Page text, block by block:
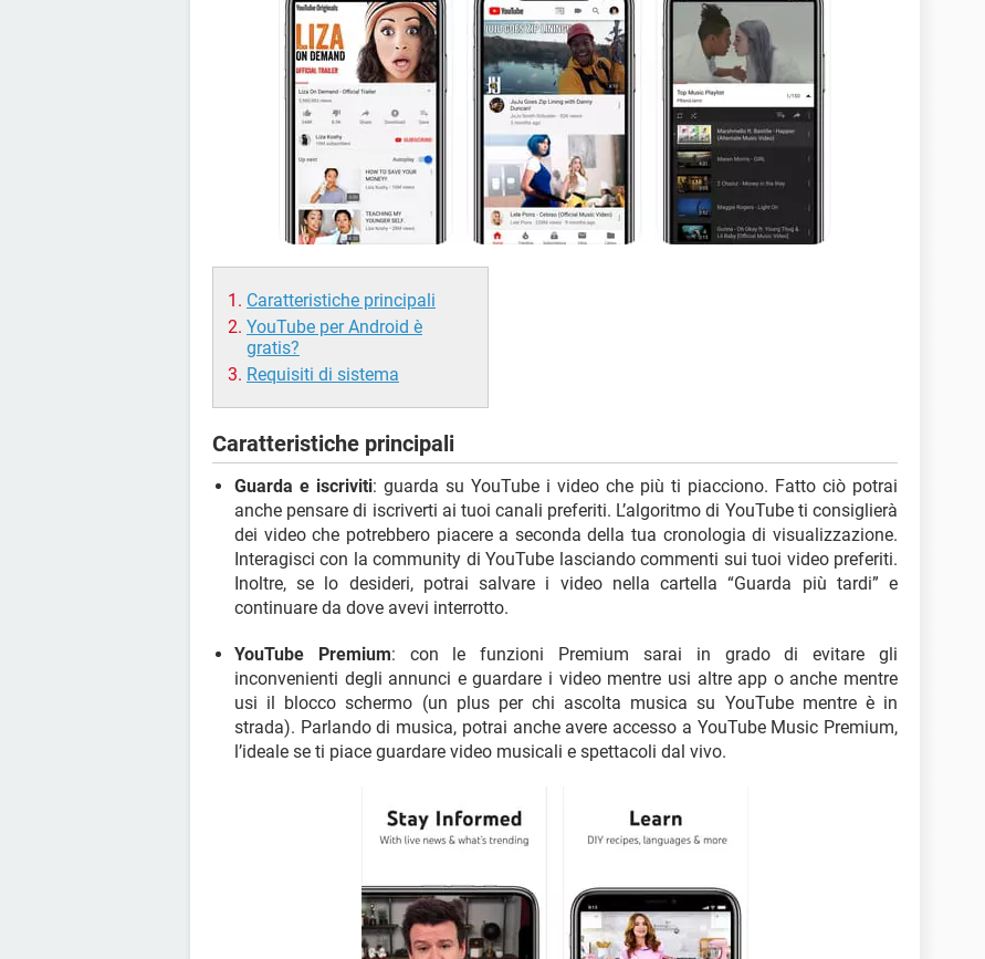
Caratteristiche principali
YouTube per Android è
gratis?
Requisiti di sistema
Caratteristiche principali
Guarda e iscriviti: guarda su YouTube i video che più ti piacciono. Fatto ciò potrai
anche pensare di iscriverti ai tuoi canali preferiti. L’algoritmo di YouTube ti consiglierà
dei video che potrebbero piacere a seconda della tua cronologia di visualizzazione.
Interagisci con la community di YouTube lasciando commenti sui tuoi video preferiti.
Inoltre, se lo desideri, potrai salvare i video nella cartella “Guarda più tardi” e
continuare da dove avevi interrotto.
YouTube Premium: con le funzioni Premium sarai in grado di evitare gli
inconvenienti degli annunci e guardare i video mentre usi altre app o anche mentre
usi il blocco schermo (un plus per chi ascolta musica su YouTube mentre è in
strada). Parlando di musica, potrai anche avere accesso a YouTube Music Premium,
l’ideale se ti piace guardare video musicali e spettacoli dal vivo.